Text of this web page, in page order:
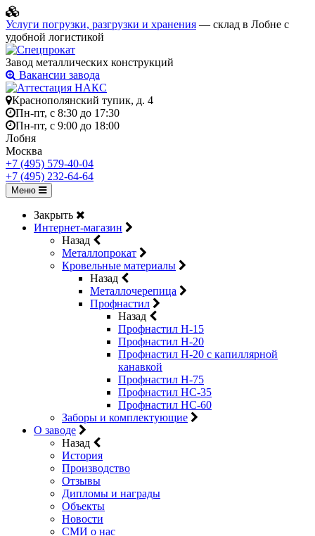
Услуги погрузки, разгрузки и хранения — склад в Лобне с
удобной логистикой
Завод металлических конструкций
Вакансии завода
Краснополянский тупик, д. 4
Пн-пт, с 8:30 до 17:30
Пн-пт, с 9:00 до 18:00
Лобня
Москва
+7 (495) 579-40-04
+7 (495) 232-64-64
Меню
Закрыть
Интернет-магазин
Назад
Металлопрокат
Кровельные материалы
Назад
Металлочерепица
Профнастил
Назад
Профнастил Н-15
Профнастил Н-20
Профнастил Н-20 с капиллярной
канавкой
Профнастил Н-75
Профнастил НС-35
Профнастил НС-60
Заборы и комплектующие
О заводе
Назад
История
Производство
Отзывы
Дипломы и награды
Объекты
Новости
СМИ о нас